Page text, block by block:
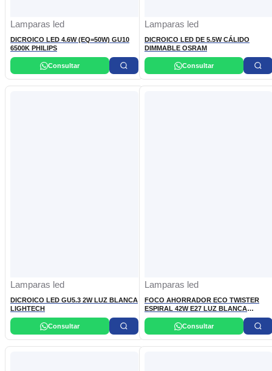
Lamparas led
DICROICO LED 4.6W (EQ=50W) GU10
6500K PHILIPS
Consultar
Lamparas led
DICROICO LED DE 5.5W CÁLIDO
DIMMABLE OSRAM
Consultar
Lamparas led
DICROICO LED GU5.3 2W LUZ BLANCA
LIGHTECH
Consultar
Lamparas led
FOCO AHORRADOR ECO TWISTER
ESPIRAL 42W E27 LUZ BLANCA
PHILIPS
Consultar